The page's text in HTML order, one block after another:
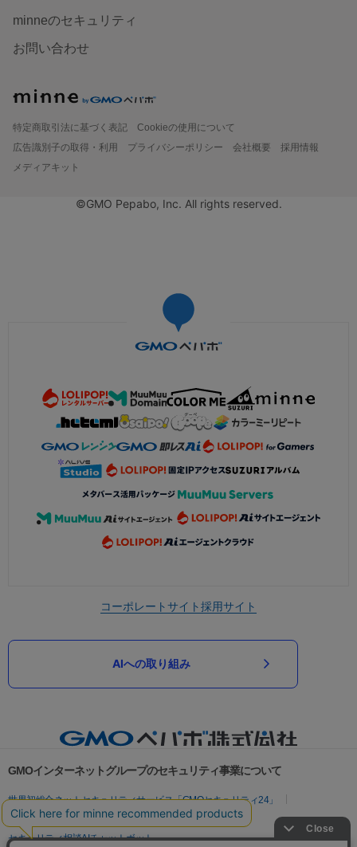
minneのセキュリティ
お問い合わせ
特定商取引法に基づく表記
Cookieの使用について
広告識別子の取得・利用
プライバシーポリシー 会社概要
採用情報
メディアキット
©GMO Pepabo, Inc. All rights reserved.
コーポレートサイト採用サイト
AIへの取り組み
GMOインターネットグループのセキュリティ事業について
世界初総合ネットセキュリティサービス「GMOセキュリティ24」
パスワード漏洩診断
Webサイトリスク診断
セキュリティ相談AIチャットボット